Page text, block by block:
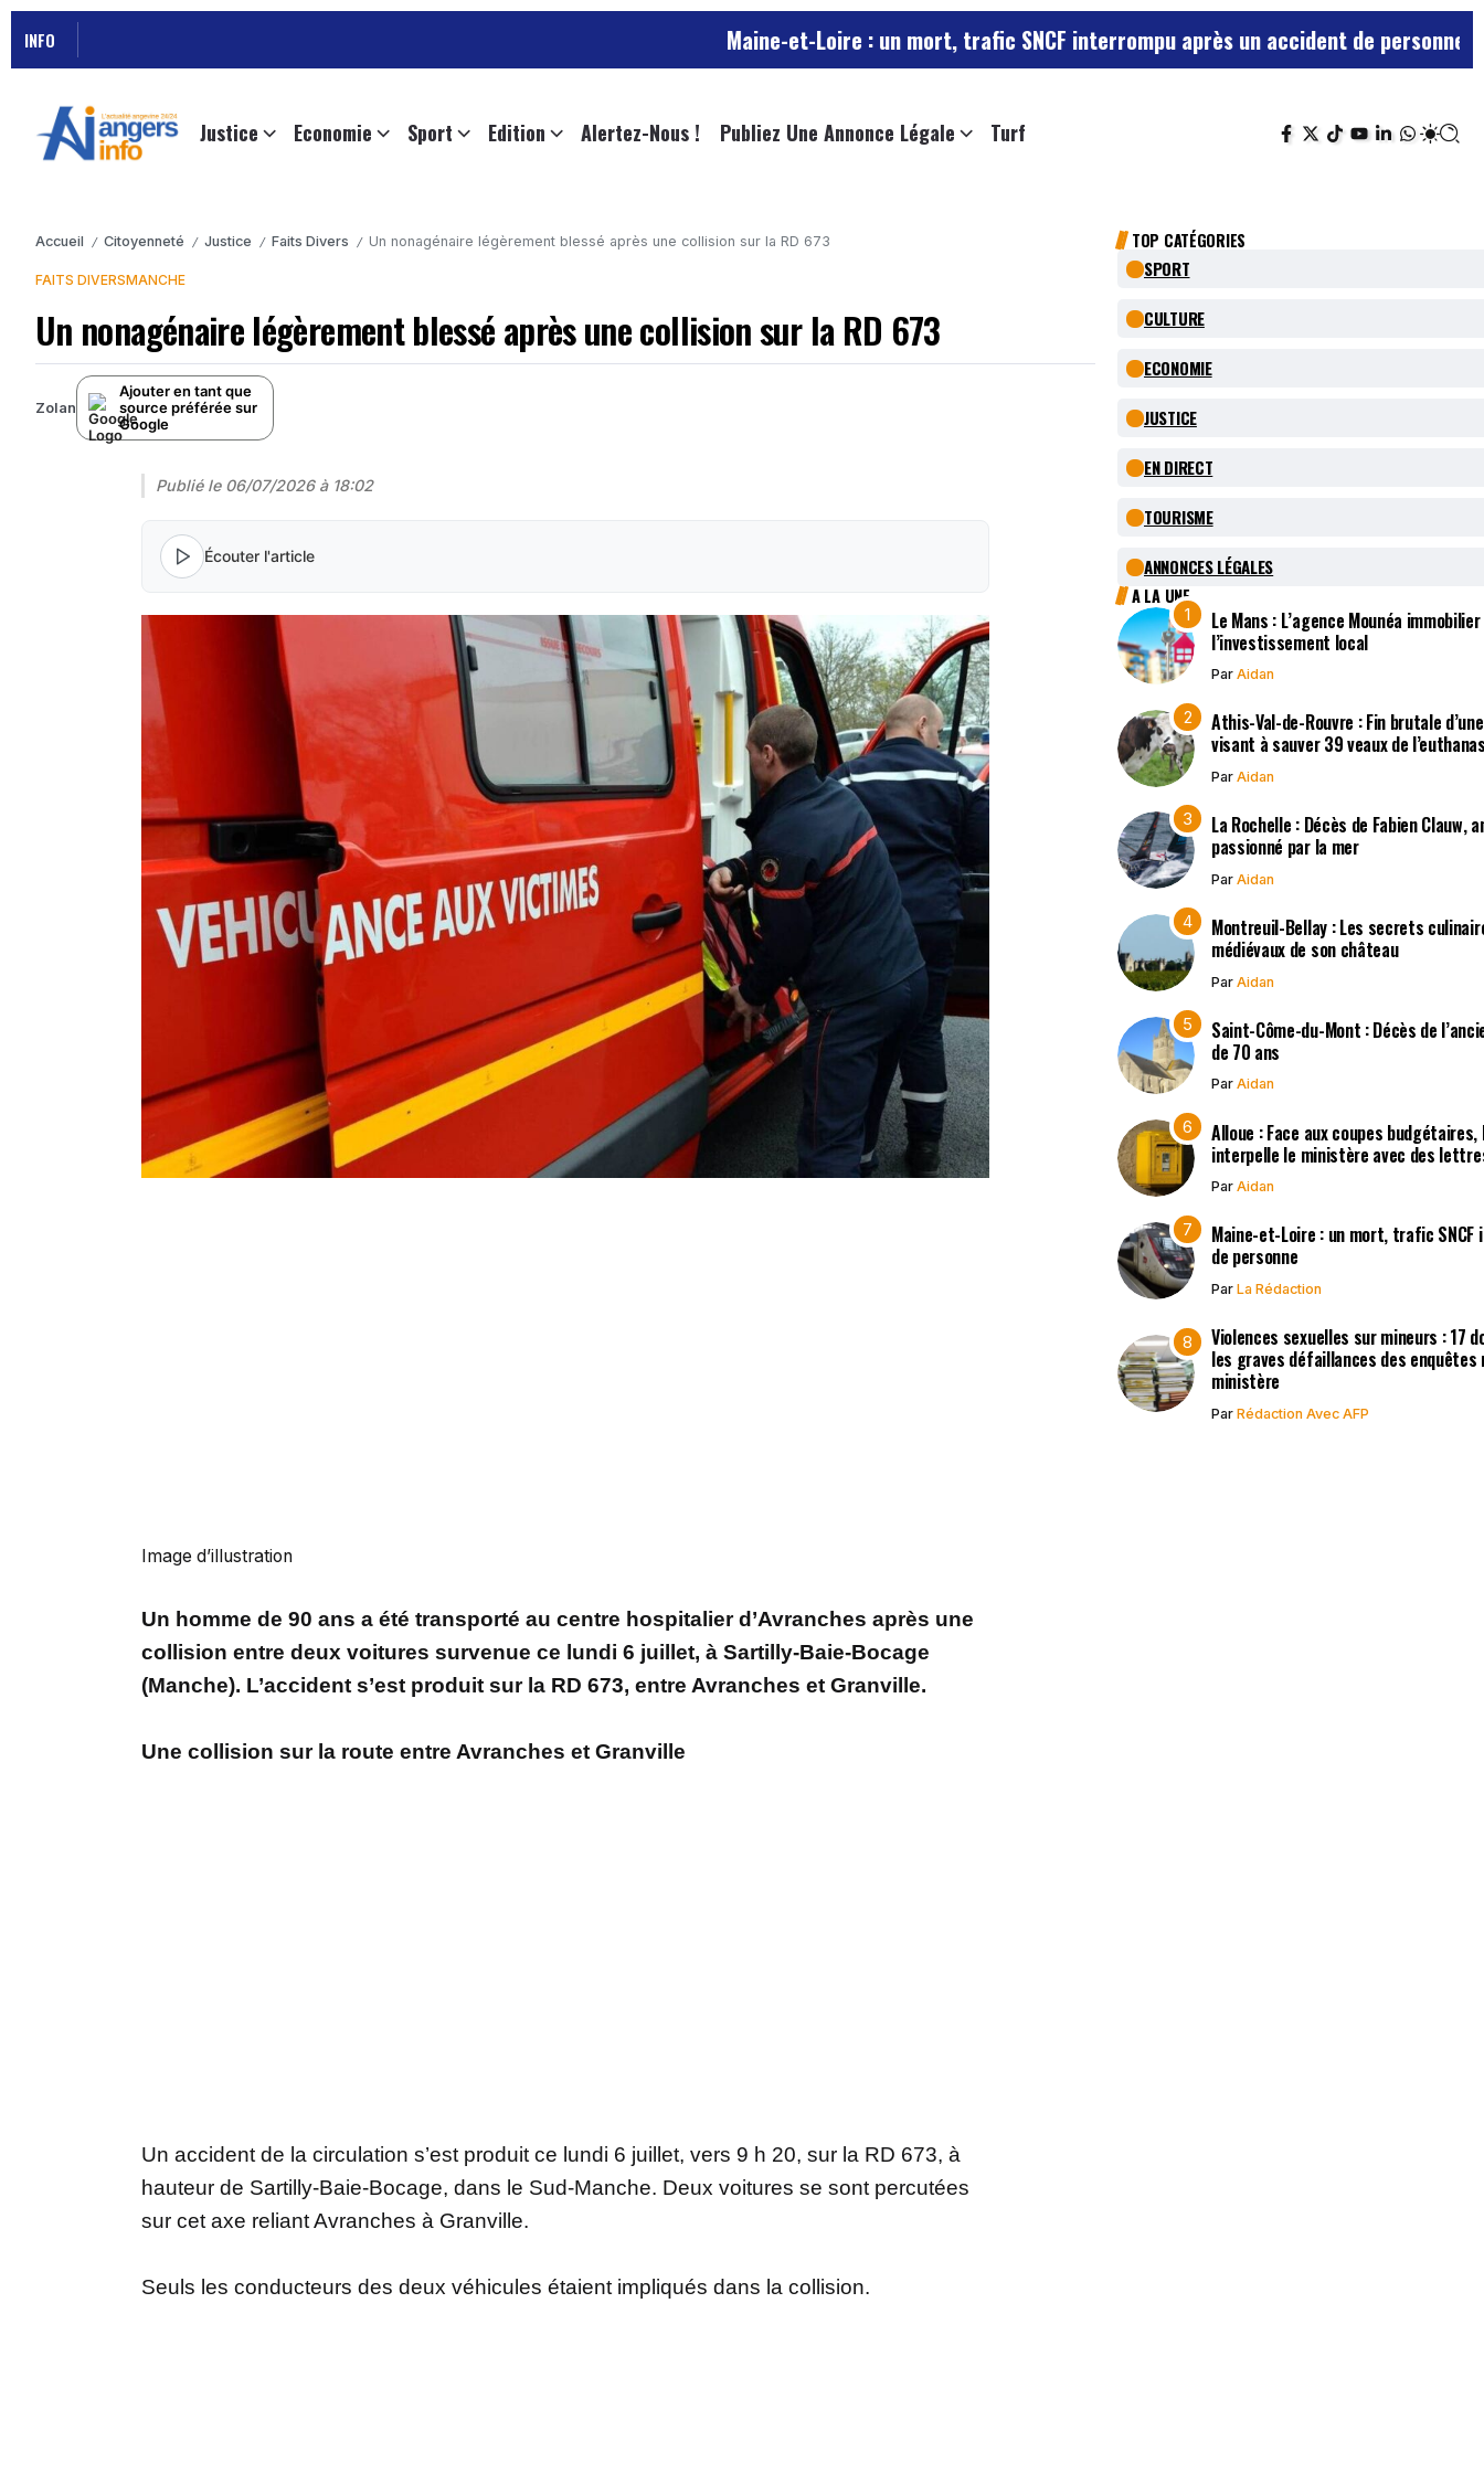
INFO Maine-et-Loire : un mort, trafic SNCF interrompu après un accident de personne Violences
Justice Economie Sport Edition Alertez-Nous ! Publiez Une Annonce Légale Turf
Accueil / Citoyenneté / Justice / Faits Divers / Un nonagénaire légèrement blessé après une collision sur la RD 673
FAITS DIVERSMANCHE
Un nonagénaire légèrement blessé après une collision sur la RD 673
Zolan
Ajouter en tant que
source préférée sur
Google
Publié le 06/07/2026 à 18:02
Écouter l'article
Image d’illustration
Un homme de 90 ans a été transporté au centre hospitalier d’Avranches après une
collision entre deux voitures survenue ce lundi 6 juillet, à Sartilly-Baie-Bocage
(Manche). L’accident s’est produit sur la RD 673, entre Avranches et Granville.
Une collision sur la route entre Avranches et Granville
Un accident de la circulation s’est produit ce lundi 6 juillet, vers 9 h 20, sur la RD 673, à
hauteur de Sartilly-Baie-Bocage, dans le Sud-Manche. Deux voitures se sont percutées
sur cet axe reliant Avranches à Granville.
Seuls les conducteurs des deux véhicules étaient impliqués dans la collision.
TOP CATÉGORIES
SPORT
CULTURE
ECONOMIE
JUSTICE
EN DIRECT
TOURISME
ANNONCES LÉGALES
A LA UNE
Le Mans : L’agence Mounéa
l’investissement local
Par Aidan
Athis-Val-de-Rouvre : Fin brutale
visant à sauver 39 veaux de
Par Aidan
La Rochelle : Décès de Fabien
passionné par la mer
Par Aidan
Montreuil-Bellay : Les secrets
médiévaux de son château
Par Aidan
Saint-Côme-du-Mont : Décès de
de 70 ans
Par Aidan
Alloue : Face aux coupes
interpelle le ministère avec des
Par Aidan
Maine-et-Loire : un mort, trafic
de personne
Par La Rédaction
Violences sexuelles sur mineurs : 17
les graves défaillances des
ministère
Par Rédaction Avec AFP